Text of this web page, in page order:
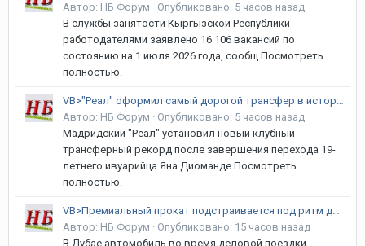
Автор: НБ Форум · Опубликовано: 5 часов назад
В службы занятости Кыргызской Республики
работодателями заявлено 16 106 вакансий по
состоянию на 1 июля 2026 года, сообщ Посмотреть
полностью.
VB>"Реал" оформил самый дорогой трансфер в истории клуба
Автор: НБ Форум · Опубликовано: 5 часов назад
Мадридский "Реал" установил новый клубный
трансферный рекорд после завершения перехода 19-
летнего ивуарийца Яна Диоманде Посмотреть
полностью.
VB>Премиальный прокат подстраивается под ритм делового Дубая
Автор: НБ Форум · Опубликовано: 15 часов назад
В Дубае автомобиль во время деловой поездки -